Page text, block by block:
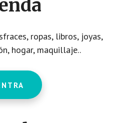
ropas, libros, joyas,
hogar, maquillaje..